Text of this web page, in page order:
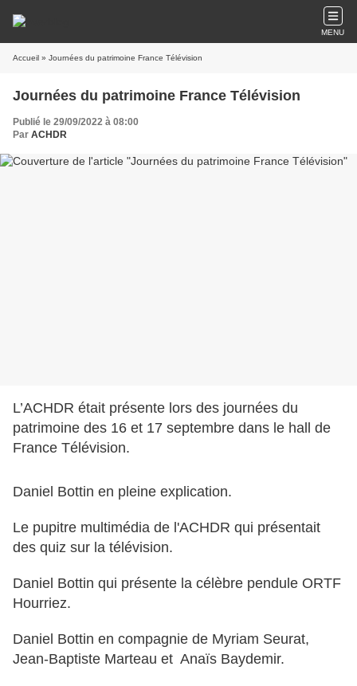
MENU
Accueil » Journées du patrimoine France Télévision
Journées du patrimoine France Télévision
Publié le 29/09/2022 à 08:00
Par ACHDR
L’ACHDR était présente lors des journées du
patrimoine des 16 et 17 septembre dans le hall de
France Télévision.
Daniel Bottin en pleine explication.
Le pupitre multimédia de l'ACHDR qui présentait
des quiz sur la télévision.
Daniel Bottin qui présente la célèbre pendule ORTF
Hourriez.
Daniel Bottin en compagnie de Myriam Seurat,
Jean-Baptiste Marteau et Anaïs Baydemir.